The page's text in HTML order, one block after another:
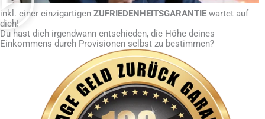
inkl. einer einzigartigen ZUFRIEDENHEITSGARANTIE wartet auf
dich!
Du hast dich irgendwann entschieden, die Höhe deines
Einkommens durch Provisionen selbst zu bestimmen?